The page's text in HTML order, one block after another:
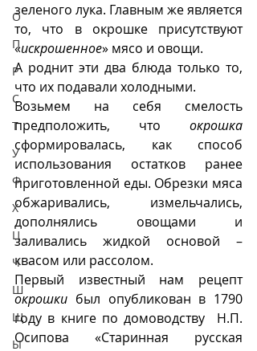
О
П
Р
С
Т
У
Ф
Х
Ц
Ч
Ш
Щ
Ы
зеленого лука. Главным же является
то, что в окрошке присутствуют
«искрошенное» мясо и овощи.
А роднит эти два блюда только то,
что их подавали холодными.
Возьмем на себя смелость
предположить, что окрошка
сформировалась, как способ
использования остатков ранее
приготовленной еды. Обрезки мяса
обжаривались, измельчались,
дополнялись овощами и
заливались жидкой основой –
квасом или рассолом.
Первый известный нам рецепт
окрошки был опубликован в 1790
году в книге по домоводству  Н.П.
Осипова «Старинная русская